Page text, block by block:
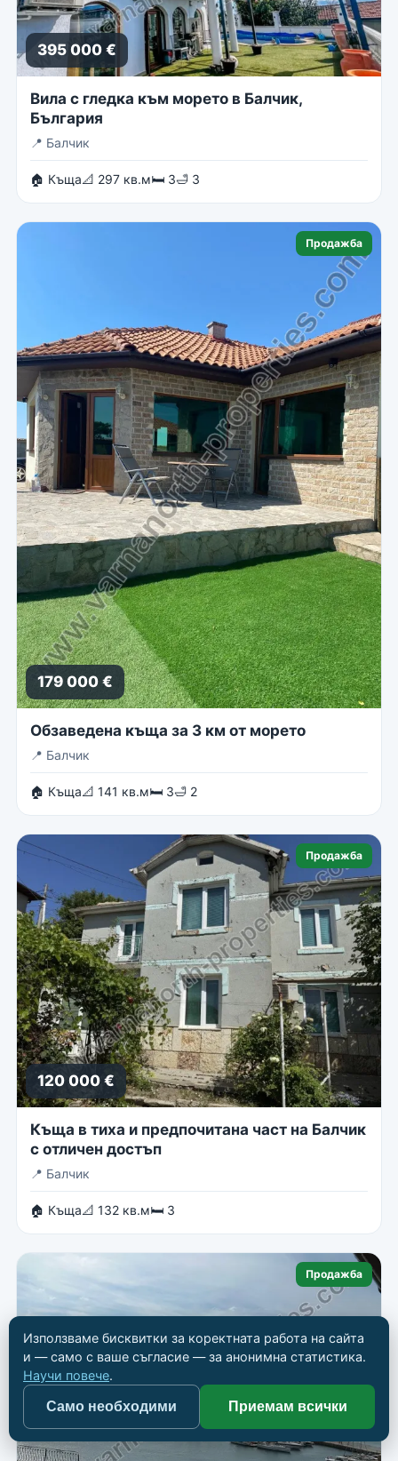
395 000 €
Вила с гледка към морето в Балчик,
България
📍 Балчик
🏠 Къща📐 297 кв.м🛏 3🛁 3
Продажба
179 000 €
Обзаведена къща за 3 км от морето
📍 Балчик
🏠 Къща📐 141 кв.м🛏 3🛁 2
Продажба
120 000 €
Къща в тиха и предпочитана част на Балчик
с отличен достъп
📍 Балчик
🏠 Къща📐 132 кв.м🛏 3
Продажба
Използваме бисквитки за коректната работа на сайта
и — само с ваше съгласие — за анонимна статистика.
Научи повече.
Само необходими Приемам всички